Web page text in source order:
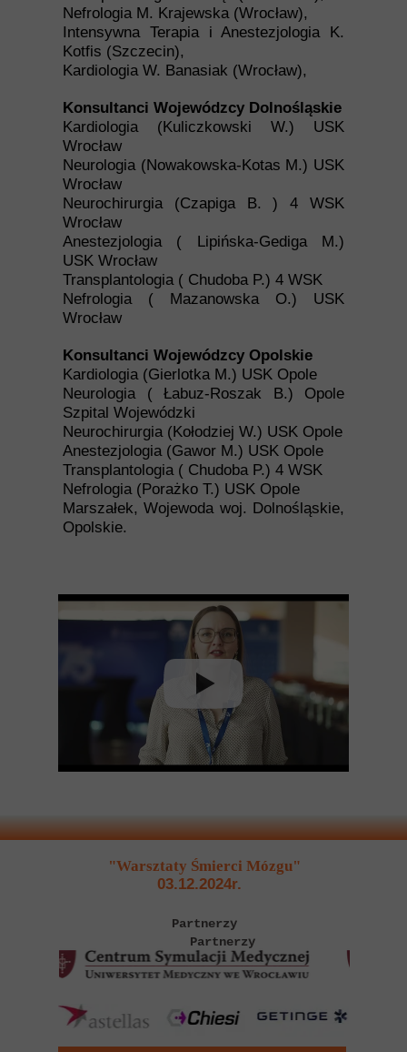
"Warsztaty Śmierci Mózgu"
03.12.2024r.
Partnerzy
Partnerzy
Nefrologia M. Krajewska (Wrocław),
Intensywna Terapia i Anestezjologia K.
Kotfis (Szczecin),
Kardiologia W. Banasiak (Wrocław),
Konsultanci Wojewódzcy Dolnośląskie
Kardiologia (Kuliczkowski W.) USK
Wrocław
Neurologia (Nowakowska-Kotas M.) USK
Wrocław
Neurochirurgia (Czapiga B. ) 4 WSK
Wrocław
Anestezjologia ( Lipińska-Gediga M.)
USK Wrocław
Transplantologia ( Chudoba P.) 4 WSK
Nefrologia ( Mazanowska O.) USK
Wrocław
Konsultanci Wojewódzcy Opolskie
Kardiologia (Gierlotka M.) USK Opole
Neurologia ( Łabuz-Roszak B.) Opole
Szpital Wojewódzki
Neurochirurgia (Kołodziej W.) USK Opole
Anestezjologia (Gawor M.) USK Opole
Transplantologia ( Chudoba P.) 4 WSK
Nefrologia (Porażko T.) USK Opole
Marszałek, Wojewoda woj. Dolnośląskie,
Opolskie.